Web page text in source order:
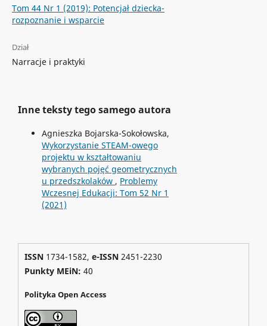
Tom 44 Nr 1 (2019): Potencjał dziecka-
rozpoznanie i wsparcie
Dział
Narracje i praktyki
Inne teksty tego samego autora
Agnieszka Bojarska-Sokołowska,
Wykorzystanie STEAM-owego
projektu w kształtowaniu
wybranych pojęć geometrycznych
u przedszkolaków , Problemy
Wczesnej Edukacji: Tom 52 Nr 1
(2021)
ISSN1734-1582, e-ISSN2451-2230
Punkty MEiN: 40
Polityka Open Access